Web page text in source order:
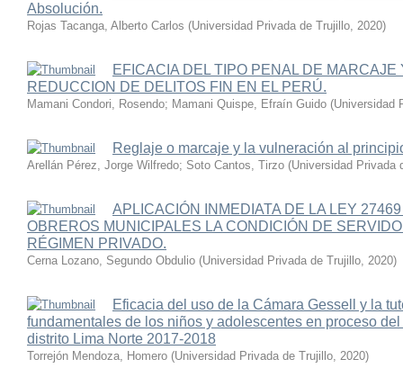
Absolución.
Rojas Tacanga, Alberto Carlos (Universidad Privada de Trujillo, 2020)
EFICACIA DEL TIPO PENAL DE
REDUCCION DE DELITOS FIN EN EL PERÚ.
Mamani Condori, Rosendo; Mamani Quispe, Efraín Guido (Universidad
Reglaje o marcaje y la vulneración al
Arellán Pérez, Jorge Wilfredo; Soto Cantos, Tirzo (Universidad Privada
APLICACIÓN INMEDIATA DE LA LEY
OBREROS MUNICIPALES LA CONDICIÓN DE
RÉGIMEN PRIVADO.
Cerna Lozano, Segundo Obdulio (Universidad Privada de Trujillo, 2020)
Eficacia del uso de la Cámara Gessell y la
fundamentales de los niños y adolescentes en proceso
distrito Lima Norte 2017-2018
Torrejón Mendoza, Homero (Universidad Privada de Trujillo, 2020)